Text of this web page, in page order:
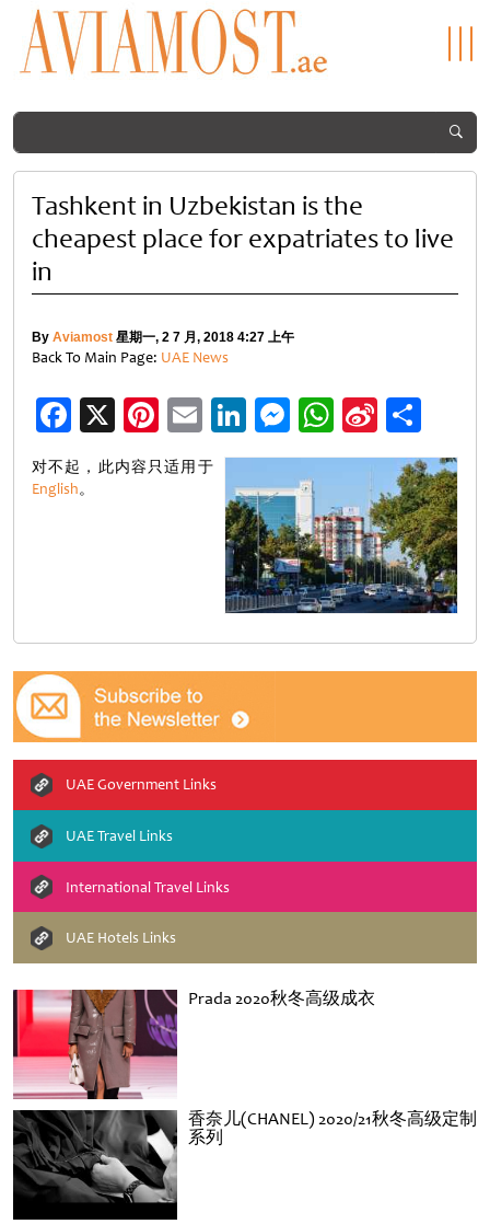
Prada 2020秋冬高级成衣
香奈儿(CHANEL) 2020/21秋冬高级定制
系列
Tashkent in Uzbekistan is the
cheapest place for expatriates to live
in
By Aviamost 星期一, 2 7 月, 2018 4:27 上午
Back To Main Page: UAE News
Facebook
X Pinterest
EmailLinkedIn
Messenger
WhatsApp
Sina
Weibo
享
对不起，此内容只适用于
English。
UAE Government Links
UAE Travel Links
International Travel Links
UAE Hotels Links